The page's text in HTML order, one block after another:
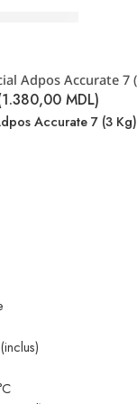
Adpos Accurate 7
1.380,00 MDL)
Accurate 7 (3 Kg)